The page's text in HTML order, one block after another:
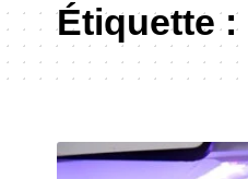
Étiquette :